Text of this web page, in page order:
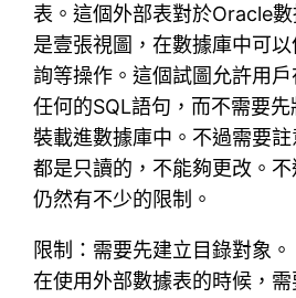
表。這個外部表對於Oracle
是壹張視圖，在數據庫中可
詢等操作。這個試圖允許用
任何的SQL語句，而不需要
裝載進數據庫中。不過需要
都是只讀的，不能夠更改。
仍然有不少的限制。
限制：需要先建立目錄對象。
在使用外部數據表的時候，